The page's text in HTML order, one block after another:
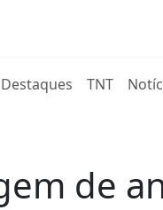
Destaques TNT
de